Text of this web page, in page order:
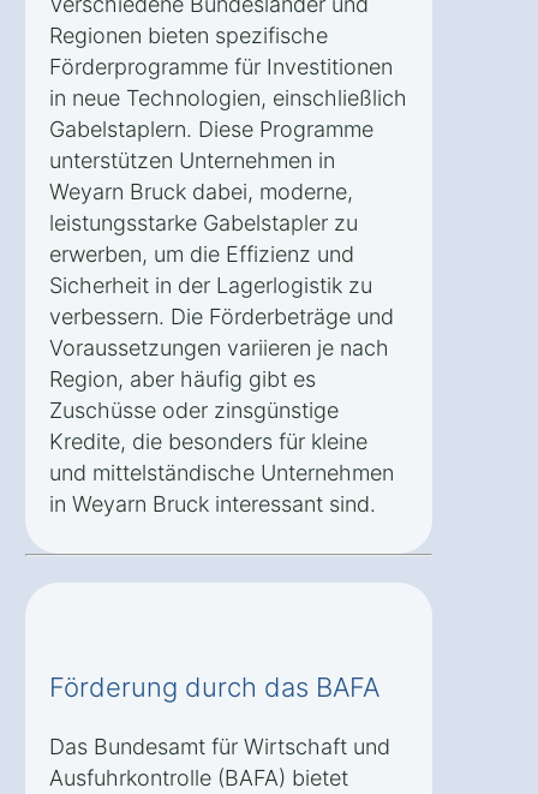
Regionen bieten spezifische
Förderprogramme für Investitionen
in neue Technologien, einschließlich
Gabelstaplern. Diese Programme
unterstützen Unternehmen in
Weyarn Bruck dabei, moderne,
leistungsstarke Gabelstapler zu
erwerben, um die Effizienz und
Sicherheit in der Lagerlogistik zu
verbessern. Die Förderbeträge und
Voraussetzungen variieren je nach
Region, aber häufig gibt es
Zuschüsse oder zinsgünstige
Kredite, die besonders für kleine
und mittelständische Unternehmen
in Weyarn Bruck interessant sind.
Förderung durch das BAFA
Das Bundesamt für Wirtschaft und
Ausfuhrkontrolle (BAFA) bietet